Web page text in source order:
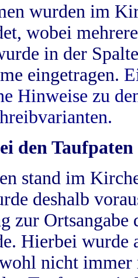
wurden im
wobei
in der
eingetragen.
Hinweise zu
den Taufpaten
stand im
deshalb
zur
Hierbei wurde
nicht